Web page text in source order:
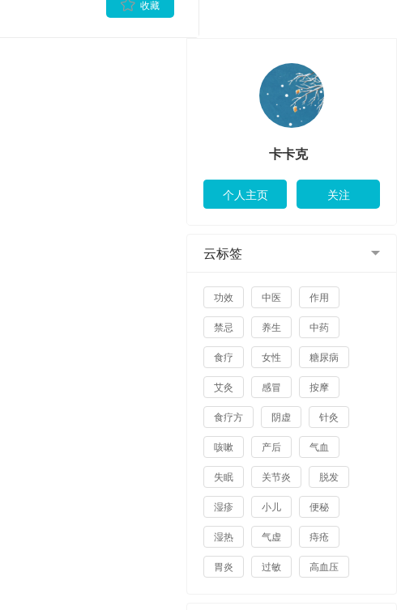
卡卡克
云标签
功效 中医 作用
禁忌 养生 中药
食疗 女性 糖尿病
艾灸 感冒 按摩
食疗方 阴虚 针灸
咳嗽 产后 气血
失眠 关节炎 脱发
湿疹 小儿 便秘
湿热 气虚 痔疮
胃炎 过敏 高血压